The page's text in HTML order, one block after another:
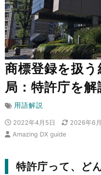
商標登録を扱
局：特許庁を解
用語解説
2022年4月5日
2026年6
Amazing DX guide
特許庁って、ど